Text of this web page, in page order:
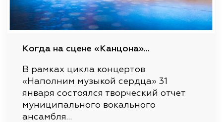
Когда на сцене «Канцона»...
В рамках цикла концертов
«Наполним музыкой сердца» 31
января состоялся творческий отчет
муниципального вокального
ансамбля…